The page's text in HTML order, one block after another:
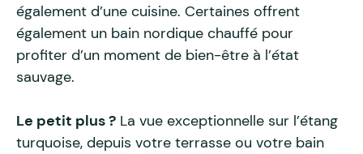
également d’une cuisine. Certaines offrent
également un bain nordique chauffé pour
profiter d’un moment de bien-être à l’état
sauvage.
Le petit plus ? La vue exceptionnelle sur l’étang
turquoise, depuis votre terrasse ou votre bain